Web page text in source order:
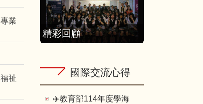
業
祉
精彩回顧
國際交流心得
✈️教育部114年度學海